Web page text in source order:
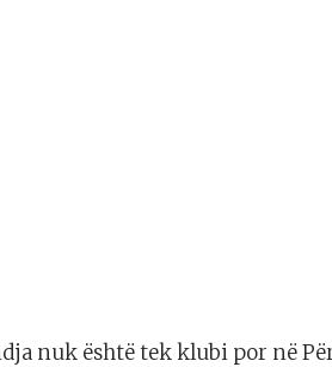
nuk është tek klubi por në